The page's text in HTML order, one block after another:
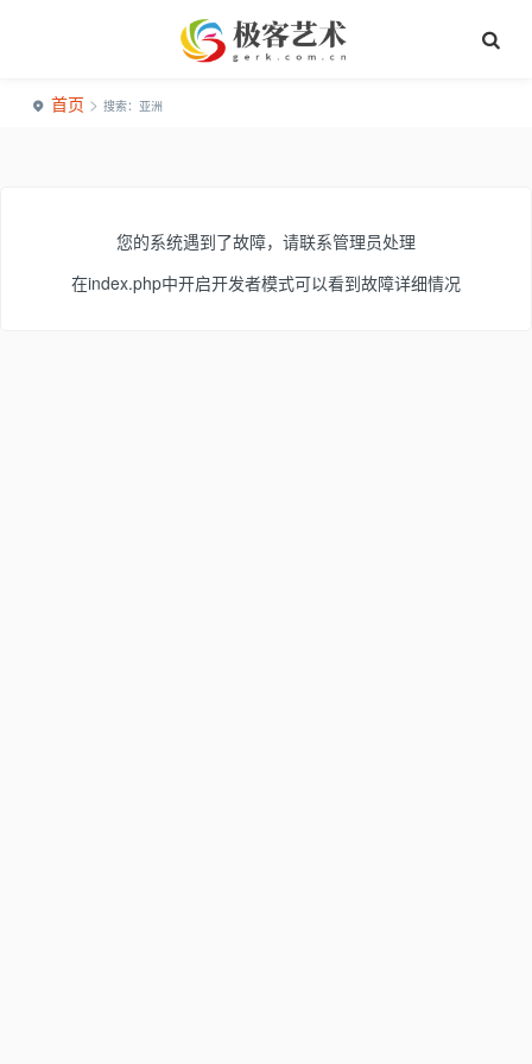
首页 > 搜索：亚洲
您的系统遇到了故障，请联系管理员处理
在index.php中开启开发者模式可以看到故障详细情况